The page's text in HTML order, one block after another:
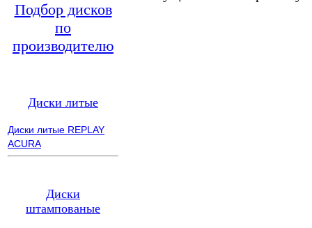
Подбор дисков
по
производителю
Диски литые
Диски литые REPLAY
ACURA
Диски
штампованые